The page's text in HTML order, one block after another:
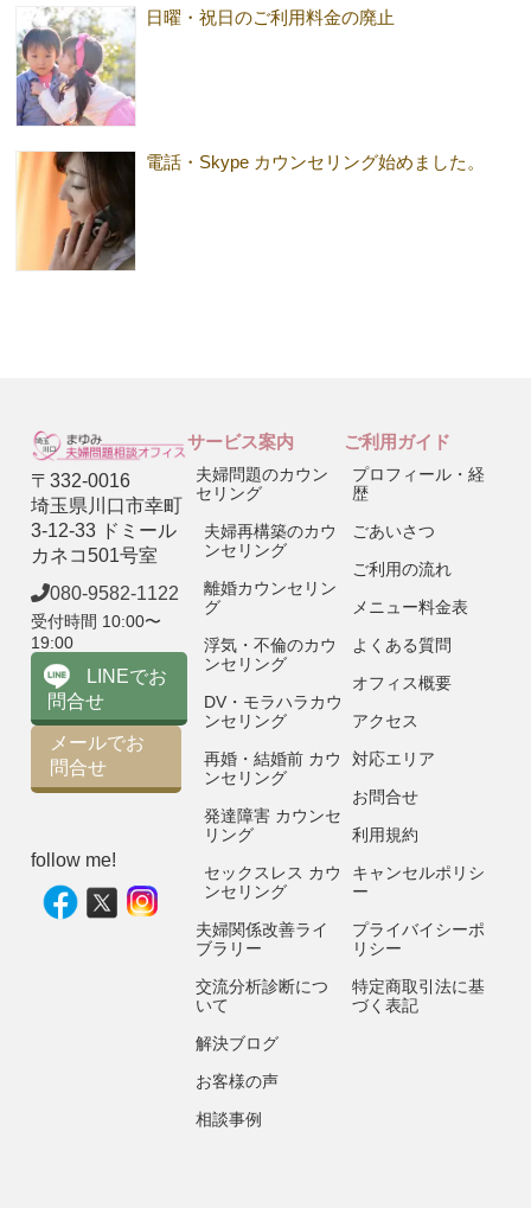
日曜・祝日のご利用料金の廃止
電話・Skype カウンセリング始めました。
〒332-0016
埼玉県川口市幸町
3-12-33 ドミール
カネコ501号室
080-9582-1122
受付時間 10:00〜
19:00
LINEでお
問合せ
メールでお
問合せ
follow me!
サービス案内
夫婦問題のカウン
セリング
夫婦再構築のカウ
ンセリング
離婚カウンセリン
グ
浮気・不倫のカウ
ンセリング
DV・モラハラカウ
ンセリング
再婚・結婚前 カウ
ンセリング
発達障害 カウンセ
リング
セックスレス カウ
ンセリング
夫婦関係改善ライ
ブラリー
交流分析診断につ
いて
解決ブログ
お客様の声
相談事例
ご利用ガイド
プロフィール・経
歴
ごあいさつ
ご利用の流れ
メニュー料金表
よくある質問
オフィス概要
アクセス
対応エリア
お問合せ
利用規約
キャンセルポリシ
ー
プライバイシーポ
リシー
特定商取引法に基
づく表記